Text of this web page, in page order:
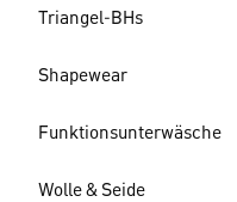
Triangel-BHs
Shapewear
Funktionsunterwäsche
Wolle & Seide